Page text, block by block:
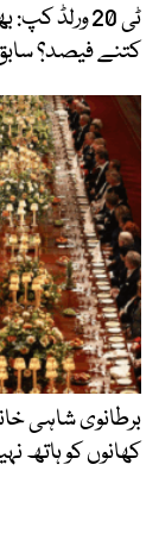
ٹی 20
کتنے فیصد؟ سابق
برطانوی شاہی
کھانوں کو ہاتھ